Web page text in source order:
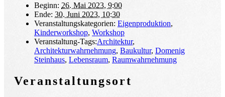
Beginn: 26. Mai 2023, 9:00
Ende: 30. Juni 2023, 10:30
Veranstaltungskategorien: Eigenproduktion,
Kinderworkshop, Workshop
Veranstaltung-Tags:Architektur,
Architekturwahrnehmung, Baukultur, Domenig
Steinhaus, Lebensraum, Raumwahrnehmung
Veranstaltungsort